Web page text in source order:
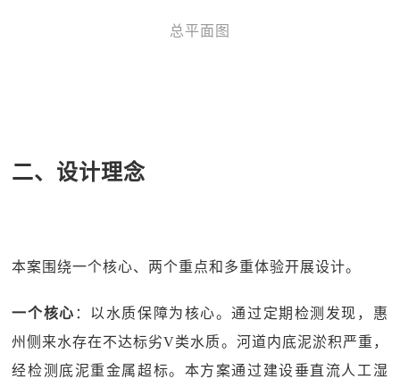
总平面图
二、设计理念
本案围绕一个核心、两个重点和多重体验开展设计。
一个核心 ：以水质保障为核心。通过定期检测发现，惠
州侧来水存在不达标劣V类水质。河道内底泥淤积严重，
经检测底泥重金属超标。本方案通过建设垂直流人工湿